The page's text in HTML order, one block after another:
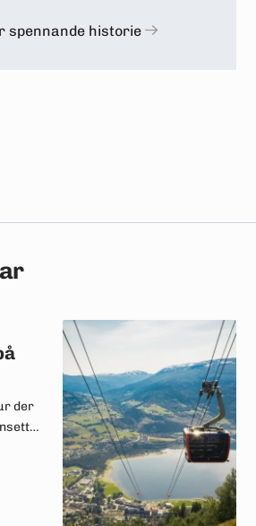
spennande historie
der